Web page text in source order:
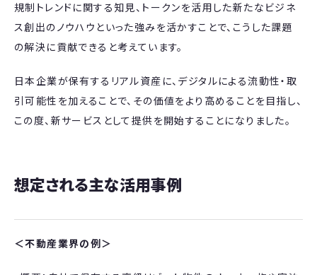
規制トレンドに関する知見、トークンを活用した新たなビジネ
ス創出のノウハウといった強みを活かすことで、こうした課題
の解決に貢献できると考えています。
日本企業が保有するリアル資産に、デジタルによる流動性・取
引可能性を加えることで、その価値をより高めることを目指し、
この度、新サービスとして提供を開始することになりました。
想定される主な活用事例
＜不動産業界の例＞